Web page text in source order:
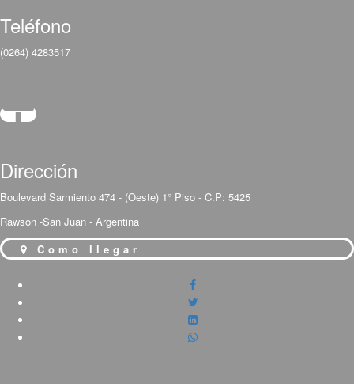
Teléfono
(0264) 4283517
Dirección
Boulevard Sarmiento 474 - (Oeste) 1° Piso - C.P: 5425
Rawson -San Juan - Argentina
Como llegar